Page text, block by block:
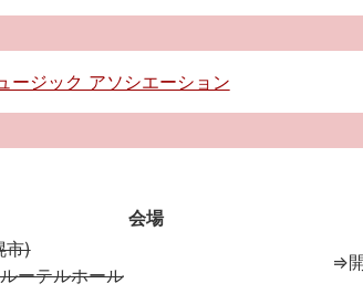
ジック アソシエーション
会場
市)
ーテルホール
⇒